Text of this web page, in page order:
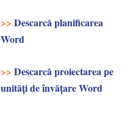
>> Descarcă planificarea
Word
>> Descarcă proiectarea pe
unități de învățare Word